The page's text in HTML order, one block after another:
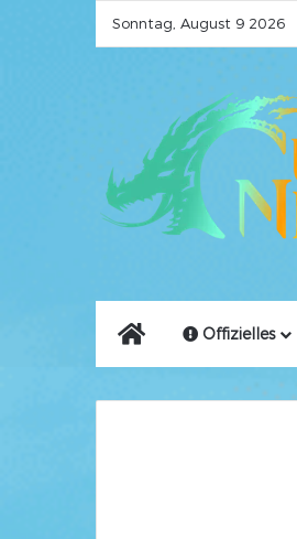
Sonntag, August 9 2026
Home Offizielles